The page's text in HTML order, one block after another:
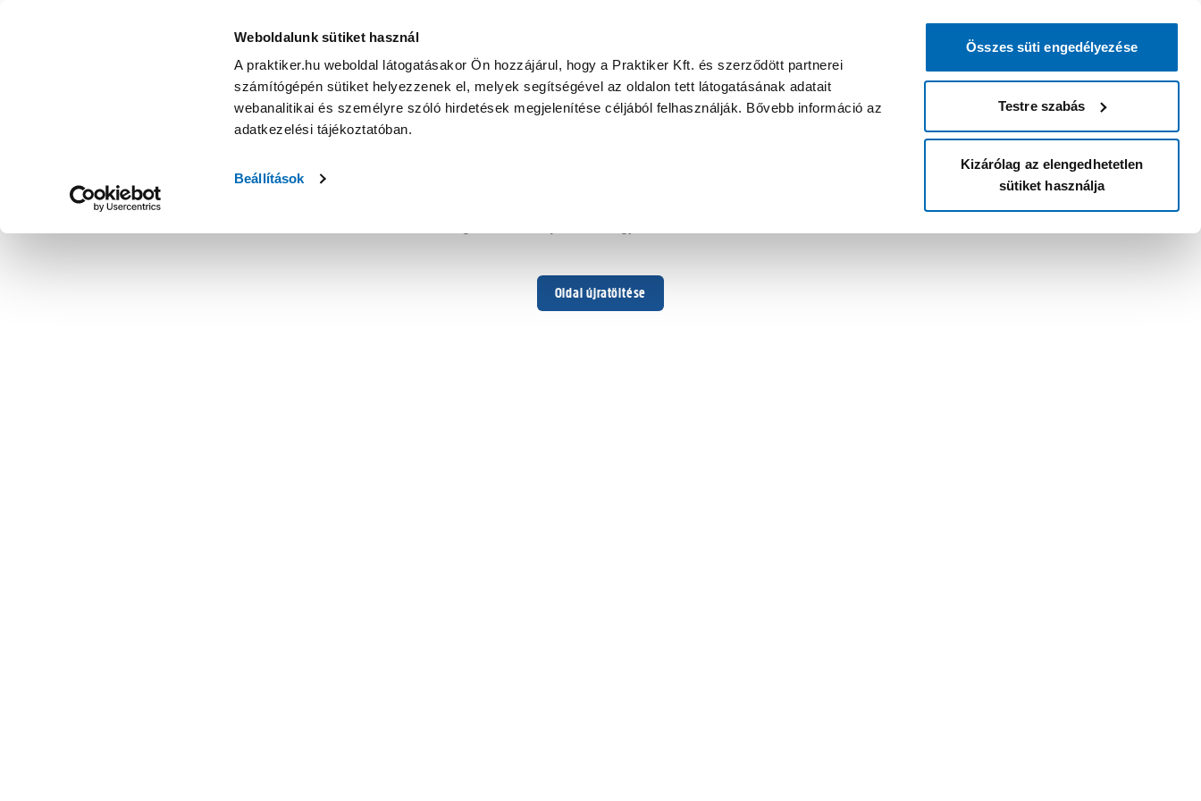
Weboldalunk sütiket használ
A praktiker.hu weboldal látogatásakor Ön hozzájárul, hogy a Praktiker Kft. és szerződött partnerei
számítógépén sütiket helyezzenek el, melyek segítségével az oldalon tett látogatásának adatait
webanalitikai és személyre szóló hirdetések megjelenítése céljából felhasználják. Bővebb információ az
adatkezelési tájékoztatóban.
Beállítások
Összes süti engedélyezése
Testre szabás
Kizárólag az elengedhetetlen
sütiket használja
Oldal újratöltése